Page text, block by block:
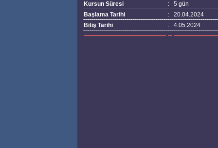
Kursun Süresi
:
5 gün
Başlama Tarihi
:
20.04.2024
Bitiş Tarihi
: 4.05.2024